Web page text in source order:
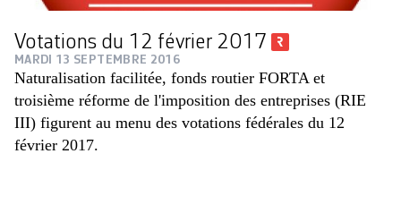
Votations du 12 février 2017
MARDI 13 SEPTEMBRE 2016
Naturalisation facilitée, fonds routier FORTA et
troisième réforme de l'imposition des entreprises (RIE
III) figurent au menu des votations fédérales du 12
février 2017.